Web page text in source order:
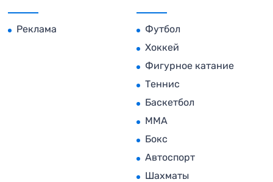
Реклама
Футбол
Хоккей
Фигурное катание
Теннис
Баскетбол
MMA
Бокс
Автоспорт
Шахматы